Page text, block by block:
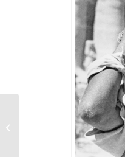
Ohne Titel (Mann mit